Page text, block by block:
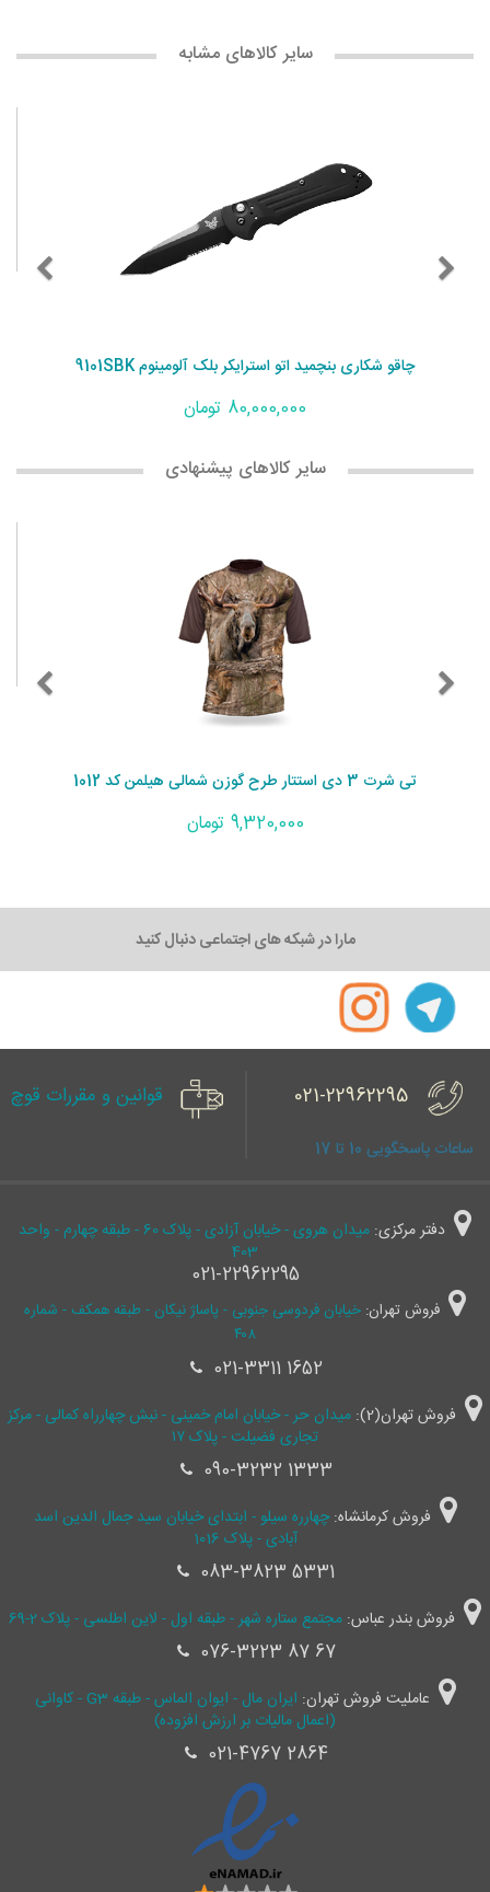
سایر کالاهای مشابه
چاقو شکاری بنچمید اتو استرایکر بلک آلومینوم 9101SBK
80,000,000 تومان
سایر کالاهای پیشنهادی
تی شرت 3 دی استتار طرح گوزن شمالی هیلمن کد 1012
9,320,000 تومان
مارا در شبکه های اجتماعی دنبال کنید
021-22962295
ساعات پاسخگویی 10 تا 17
قوانین و مقررات قوچ
دفتر مرکزی:
میدان هروی - خیابان آزادی - پلاک 60 - طبقه چهارم - واحد
403
021-22962295
فروش تهران: خیابان فردوسی جنوبی - پاساژ نیکان - طبقه همکف - شماره
۴۰۸
021-3311 1652
فروش تهران(2):
میدان حر - خیابان امام خمینی - نبش چهارراه کمالی - مرکز
تجاری فضیلت - پلاک ۱۷
090-3232 1333
فروش کرمانشاه:چهارره سیلو - ابتدای خیابان سید جمال ‌الدین اسد
آبادی - پلاک 1016
083-3823 5331
فروش بندر عباس: مجتمع ستاره شهر - طبقه اول - لاین اطلسی - پلاک 2-69
076-3223 87 67
عاملیت فروش تهران:
ایران مال - ایوان الماس - طبقه G3 - کاوانی
(اعمال مالیات بر ارزش افزوده)
021-4767 2864